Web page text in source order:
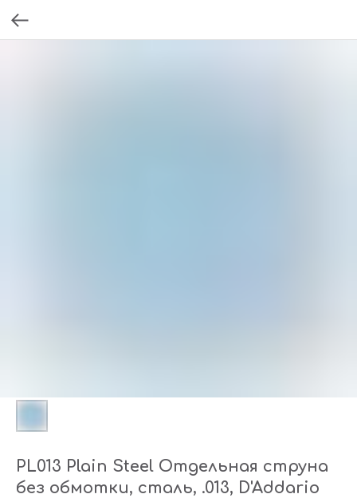
PL013 Plain Steel Отдельная струна
без обмотки, сталь, .013, D'Addario